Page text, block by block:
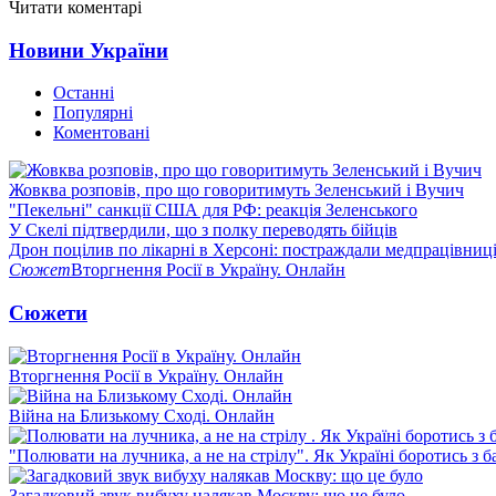
Читати коментарі
Новини України
Останні
Популярні
Коментовані
Жовква розповів, про що говоритимуть Зеленський і Вучич
"Пекельні" санкції США для РФ: реакція Зеленського
У Скелі підтвердили, що з полку переводять бійців
Дрон поцілив по лікарні в Херсоні: постраждали медпрацівниці
СюжетВторгнення Росії в Україну. Онлайн
Сюжети
Вторгнення Росії в Україну. Онлайн
Війна на Близькому Сході. Онлайн
"Полювати на лучника, а не на стрілу". Як Україні боротись з